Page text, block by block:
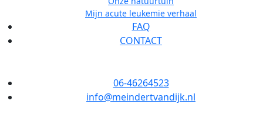
Mijn acute leukemie verhaal
FAQ
CONTACT
06-46264523
info@meindertvandijk.nl